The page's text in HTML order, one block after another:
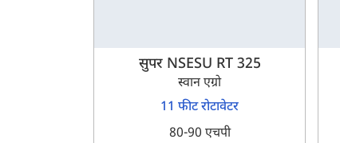
सुपर NSESU RT 325
स्वान एग्रो
11 फीट रोटावेटर
80-90 एचपी